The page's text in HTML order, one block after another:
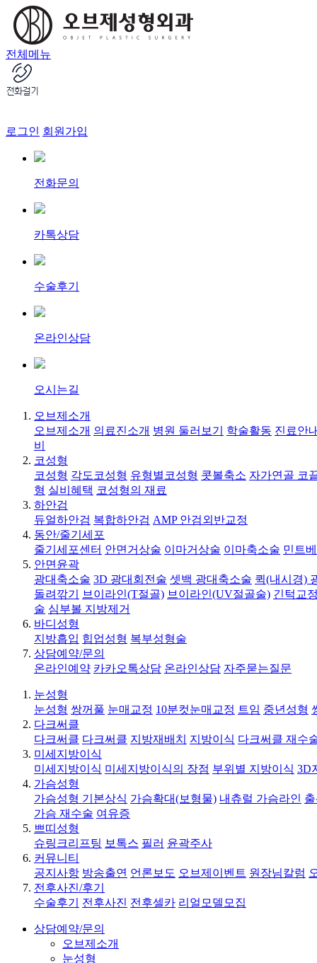
전체메뉴
로그인 회원가입
전화문의
카톡상담
수술후기
온라인상담
오시는길
오브제소개
오브제소개 의료진소개 병원 둘러보기 학술활동 진료안
비
코성형
코성형 각도코성형 유형별코성형 콧볼축소 자가연골 코
형 실비혜택 코성형의 재료
하안검
듀얼하안검 복합하안검 AMP 안검외반교정
동안/줄기세포
줄기세포센터 안면거상술 이마거상술 이마축소술 민트
안면윤곽
광대축소술 3D 광대회전술 셋백 광대축소술 퀵(내시경)
돌려깎기
브이라인(T절골) 브이라인(UV절골술) 긴턱교
술 심부볼 지방제거
바디성형
지방흡입 힙업성형 복부성형술
상담예약/문의
온라인예약 카카오톡상담 온라인상담 자주묻는질문
눈성형
눈성형 쌍꺼풀 눈매교정 10분컷눈매교정 트임 중년성형
다크써클
다크써클 다크써클 지방재배치 지방이식 다크써클 재수
미세지방이식
미세지방이식 미세지방이식의 장점 부위별 지방이식 3D
가슴성형
가슴성형 기본상식 가슴확대(보형물) 내츄럴 가슴라인
가슴 재수술 여유증
쁘띠성형
슈링크리프팅 보톡스 필러 윤곽주사
커뮤니티
공지사항 방송출연 언론보도 오브제이벤트 원장님칼럼
전후사진/후기
수술후기
전후사진 전후셀카 리얼모델모집
상담예약/문의
오브제소개
눈성형